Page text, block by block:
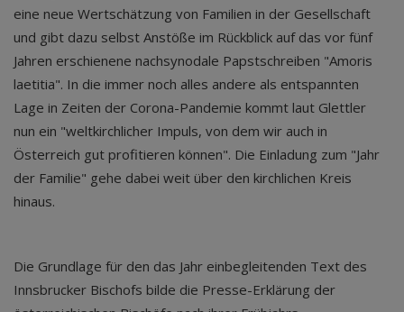
eine neue Wertschätzung von Familien in der Gesellschaft
und gibt dazu selbst Anstöße im Rückblick auf das vor fünf
Jahren erschienene nachsynodale Papstschreiben "Amoris
laetitia". In die immer noch alles andere als entspannten
Lage in Zeiten der Corona-Pandemie kommt laut Glettler
nun ein "weltkirchlicher Impuls, von dem wir auch in
Österreich gut profitieren können". Die Einladung zum "Jahr
der Familie" gehe dabei weit über den kirchlichen Kreis
hinaus.
Die Grundlage für den das Jahr einbegleitenden Text des
Innsbrucker Bischofs bilde die Presse-Erklärung der